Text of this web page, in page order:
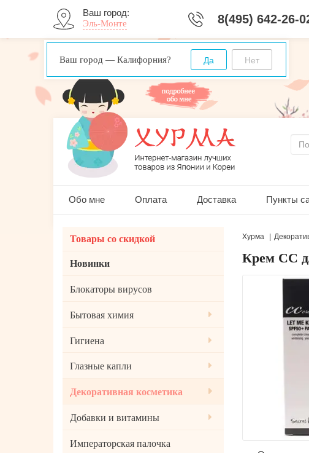
Ваш город:
Эль-Монте
Ваш город — Калифорния?
8(495) 642-26-
Обо мне Оплата Доставка Пункты
Товары со скидкой
Новинки
Блокаторы вирусов
Бытовая химия
Гигиена
Глазные капли
Декоративная косметика
Добавки и витамины
Императорская палочка
Хурма
Крем СС